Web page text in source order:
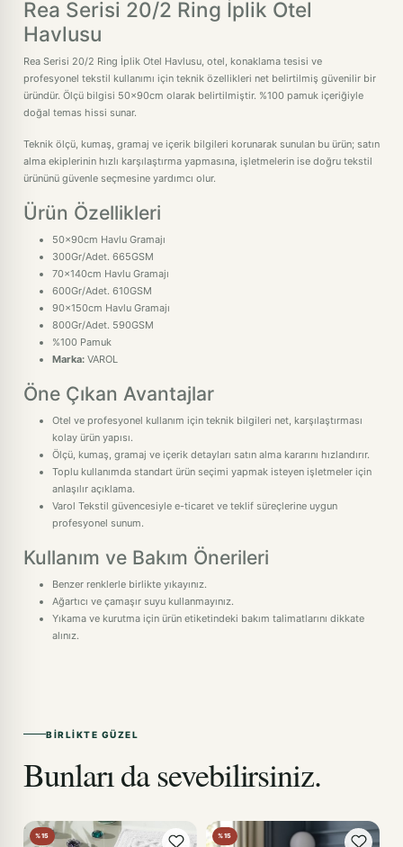
Rea Serisi 20/2 Ring İplik Otel
Havlusu
Rea Serisi 20/2 Ring İplik Otel Havlusu, otel, konaklama tesisi ve
profesyonel tekstil kullanımı için teknik özellikleri net belirtilmiş güvenilir bir
üründür. Ölçü bilgisi 50x90cm olarak belirtilmiştir. %100 pamuk içeriğiyle
doğal temas hissi sunar.
Teknik ölçü, kumaş, gramaj ve içerik bilgileri korunarak sunulan bu ürün; satın
alma ekiplerinin hızlı karşılaştırma yapmasına, işletmelerin ise doğru tekstil
ürününü güvenle seçmesine yardımcı olur.
Ürün Özellikleri
50x90cm Havlu Gramajı
300Gr/Adet. 665GSM
70x140cm Havlu Gramajı
600Gr/Adet. 610GSM
90x150cm Havlu Gramajı
800Gr/Adet. 590GSM
%100 Pamuk
Marka: VAROL
Öne Çıkan Avantajlar
Otel ve profesyonel kullanım için teknik bilgileri net, karşılaştırması
kolay ürün yapısı.
Ölçü, kumaş, gramaj ve içerik detayları satın alma kararını hızlandırır.
Toplu kullanımda standart ürün seçimi yapmak isteyen işletmeler için
anlaşılır açıklama.
Varol Tekstil güvencesiyle e-ticaret ve teklif süreçlerine uygun
profesyonel sunum.
Kullanım ve Bakım Önerileri
Benzer renklerle birlikte yıkayınız.
Ağartıcı ve çamaşır suyu kullanmayınız.
Yıkama ve kurutma için ürün etiketindeki bakım talimatlarını dikkate
alınız.
BIRLIKTE GÜZEL
Bunları da sevebilirsiniz.
%15 %15